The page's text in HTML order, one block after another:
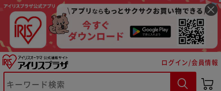
ログイン/会員情報